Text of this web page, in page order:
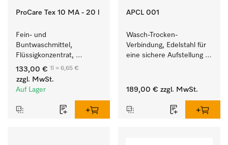
ProCare Tex 10 MA - 20 l
Fein- und
Buntwaschmittel,
Flüssigkonzentrat,
mildalkalisch, 20 l zur
Reinigung von
Buntwäsche und
133,00 € 1l = 6,65 €
zzgl. MwSt.
Auf Lager
APCL 001
Wasch-Trocken-
Verbindung, Edelstahl für
eine sichere Aufstellung
189,00 € zzgl. MwSt.